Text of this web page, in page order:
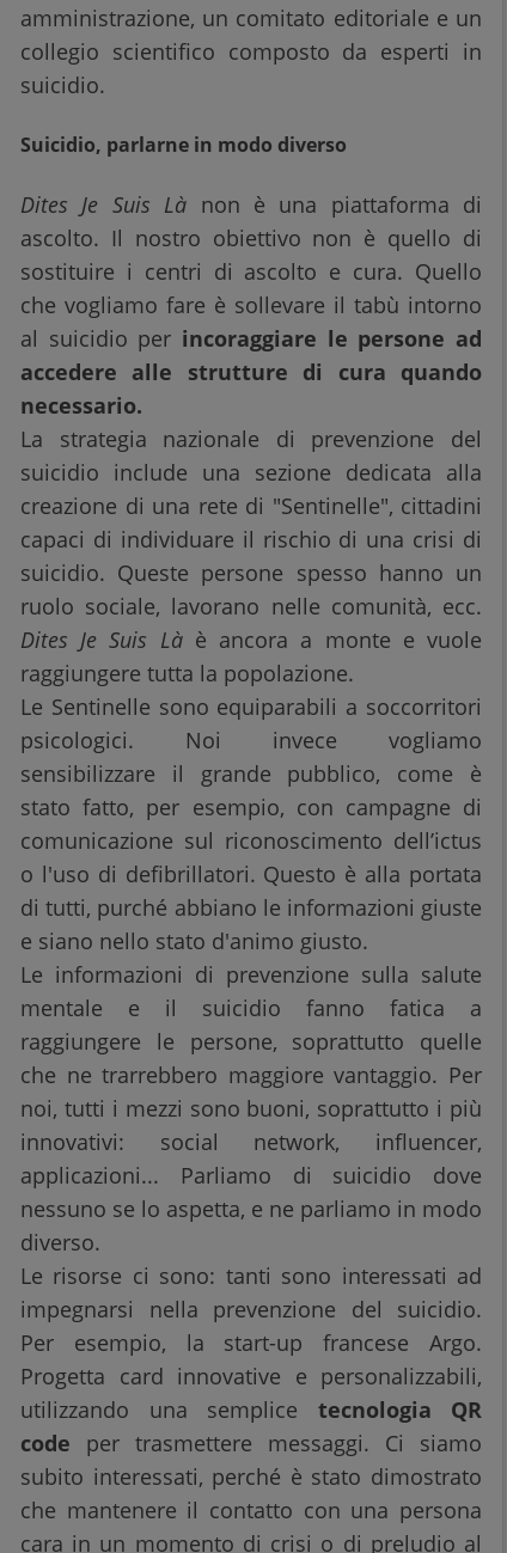
amministrazione, un comitato editoriale e un
collegio scientifico composto da esperti in
suicidio.
Suicidio, parlarne in modo diverso
Dites Je Suis Là non è una piattaforma di
ascolto. Il nostro obiettivo non è quello di
sostituire i centri di ascolto e cura. Quello
che vogliamo fare è sollevare il tabù intorno
al suicidio per incoraggiare le persone ad
accedere alle strutture di cura quando
necessario.
La strategia nazionale di prevenzione del
suicidio include una sezione dedicata alla
creazione di una rete di "Sentinelle", cittadini
capaci di individuare il rischio di una crisi di
suicidio. Queste persone spesso hanno un
ruolo sociale, lavorano nelle comunità, ecc.
Dites Je Suis Làè ancora a monte e vuole
raggiungere tutta la popolazione.
Le Sentinelle sono equiparabili a soccorritori
psicologici. Noi invece vogliamo
sensibilizzare il grande pubblico, come è
stato fatto, per esempio, con campagne di
comunicazione sul riconoscimento dell’ictus
o l'uso di defibrillatori. Questo è alla portata
di tutti, purché abbiano le informazioni giuste
e siano nello stato d'animo giusto.
Le informazioni di prevenzione sulla salute
mentale e il suicidio fanno fatica a
raggiungere le persone, soprattutto quelle
che ne trarrebbero maggiore vantaggio. Per
noi, tutti i mezzi sono buoni, soprattutto i più
innovativi: social network, influencer,
applicazioni... Parliamo di suicidio dove
nessuno se lo aspetta, e ne parliamo in modo
diverso.
Le risorse ci sono: tanti sono interessati ad
impegnarsi nella prevenzione del suicidio.
Per esempio, la start-up francese Argo.
Progetta card innovative e personalizzabili,
utilizzando una semplice tecnologia QR
code per trasmettere messaggi. Ci siamo
subito interessati, perché è stato dimostrato
che mantenere il contatto con una persona
cara in un momento di crisi o di preludio al